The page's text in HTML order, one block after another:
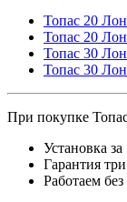
Топас 20
Топас 20
Топас 30
Топас 30
При покупке
Установка за
Гарантия
Работаем